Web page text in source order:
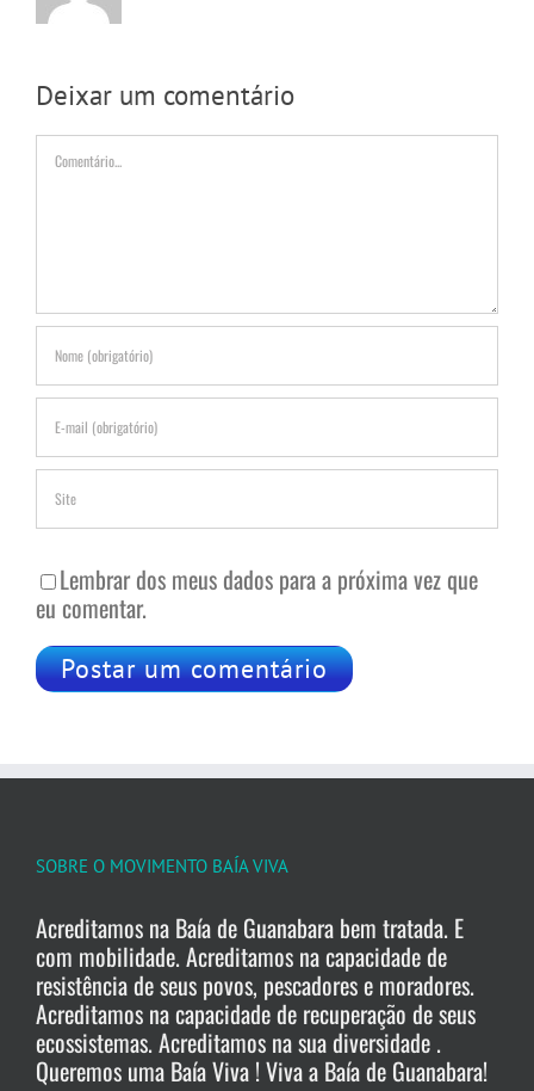
Deixar um comentário
Comentário
Lembrar dos meus dados para a próxima vez que
eu comentar.
SOBRE O MOVIMENTO BAÍA VIVA
Acreditamos na Baía de Guanabara bem tratada. E
com mobilidade. Acreditamos na capacidade de
resistência de seus povos, pescadores e moradores.
Acreditamos na capacidade de recuperação de seus
ecossistemas. Acreditamos na sua diversidade .
Queremos uma Baía Viva ! Viva a Baía de Guanabara!